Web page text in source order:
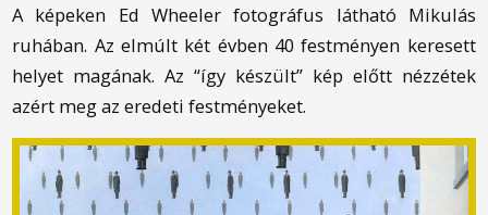
A képeken Ed Wheeler fotográfus látható Mikulás
ruhában. Az elmúlt két évben 40 festményen keresett
helyet magának. Az “így készült” kép előtt nézzétek
azért meg az eredeti festményeket.